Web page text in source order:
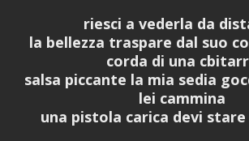
riesci a vederla da
la bellezza traspare dal suo
corda di una
salsa piccante la mia sedia
lei cammina
una pistola carica devi